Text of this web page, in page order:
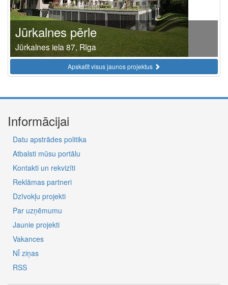
Jūrkalnes pērle
Jūrkalnes iela 87, Rīga
Apskatīt visus jaunos projektus
Informācijai
Datu apstrādes politika
Atbalsti mūsu portālu
Kontakti un rekvizīti
Reklāmas partneri
Dzīvokļu projekti
Par uzņēmumu
Jaunie projekti
Vakances
NĪ ziņas
RSS